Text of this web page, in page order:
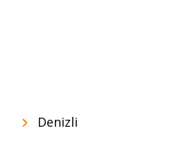
Denizli